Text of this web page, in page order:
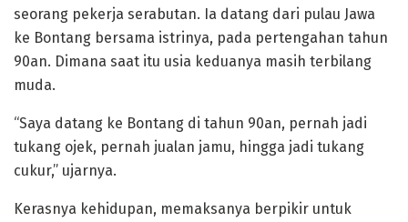
seorang pekerja serabutan. Ia datang dari pulau Jawa
ke Bontang bersama istrinya, pada pertengahan tahun
90an. Dimana saat itu usia keduanya masih terbilang
muda.
“Saya datang ke Bontang di tahun 90an, pernah jadi
tukang ojek, pernah jualan jamu, hingga jadi tukang
cukur,” ujarnya.
Kerasnya kehidupan, memaksanya berpikir untuk